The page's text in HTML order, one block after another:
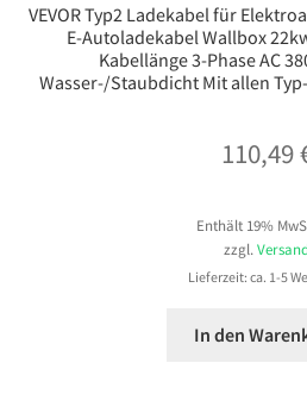
VEVOR Typ2 Ladekabel für
E-Autoladekabel Wallbox
Kabellänge 3-Phase AC
Wasser-/Staubdicht Mit allen
110,49
Enthält 19%
zzgl.
Lieferzeit: ca. 1-5
In den